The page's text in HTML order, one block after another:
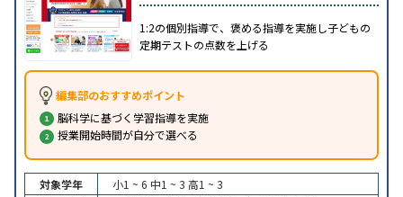
1:2の個別指導で、褒める指導を実施し子どもの
定期テストの点数を上げる
編集部のおすすめポイント
脳科学に基づく学習指導を実施
授業開始時間が自分で選べる
対象学年 小1 ~ 6 中1 ~ 3 高1 ~ 3